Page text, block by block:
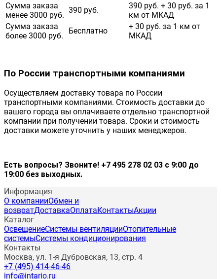
Сумма заказа
менее 3000 руб.
390 руб.
390 руб. + 30 руб. за 1
км от МКАД
Сумма заказа
более 3000 руб.
Бесплатно
+ 30 руб. за 1 км от
МКАД
По России транспортными компаниями
Осуществляем доставку товара по России
транспортными компаниями. Стоимость доставки до
вашего города вы оплачиваете отдельно транспортной
компании при получении товара. Сроки и стоимость
доставки можете уточнить у наших менеджеров.
Есть вопросы? Звоните! +7 495 278 02 03 с 9:00 до
19:00 без выходных.
Информация
О компанииОбмен и
возвратДоставкаОплата КонтактыАкции
Каталог
ОсвещениеСистемы вентиляцииОтопительные
системыСистемы кондиционирования
Контакты
Москва, ул. 1-я Дубровская, 13, стр. 4
+7 (495) 414-46-46
info@intario.ru